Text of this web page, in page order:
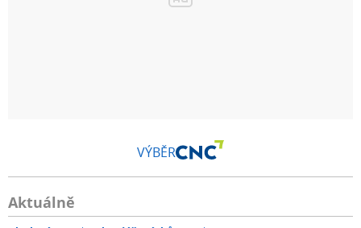
VÝBĚR
Aktuálně